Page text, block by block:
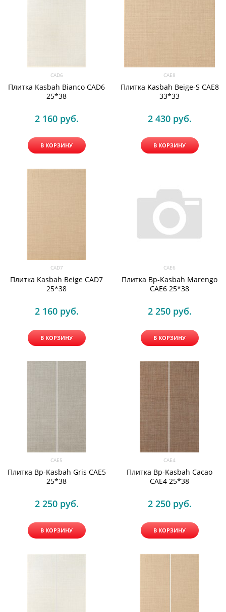
CAD6
Плитка Kasbah Bianco CAD6
25*38
2 160 руб.
В КОРЗИНУ
CAE8
Плитка Kasbah Beige-S CAE8
33*33
2 430 руб.
В КОРЗИНУ
CAD7
Плитка Kasbah Beige CAD7
25*38
2 160 руб.
В КОРЗИНУ
CAE6
Плитка Bp-Kasbah Marengo
CAE6 25*38
2 250 руб.
В КОРЗИНУ
CAE5
Плитка Bp-Kasbah Gris CAE5
25*38
2 250 руб.
В КОРЗИНУ
CAE4
Плитка Bp-Kasbah Cacao
CAE4 25*38
2 250 руб.
В КОРЗИНУ